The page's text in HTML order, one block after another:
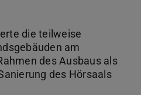
die teilweise
am
des Ausbaus als
des Hörsaals